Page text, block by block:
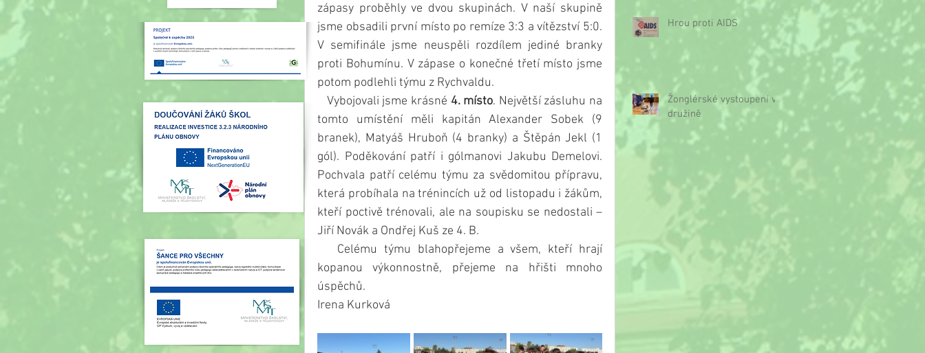
zápasy proběhly ve dvou skupinách. V naší skupině
jsme obsadili první místo po remíze 3:3 a vítězství 5:0.
V semifinále jsme neuspěli rozdílem jediné branky
proti Bohumínu. V zápase o konečné třetí místo jsme
potom podlehli týmu z Rychvaldu.
Vybojovali jsme krásné 4. místo. Největší zásluhu na
tomto umístění měli kapitán Alexander Sobek (9
branek), Matyáš Hruboň (4 branky) a Štěpán Jekl (1
gól). Poděkování patří i gólmanovi Jakubu Demelovi.
Pochvala patří celému týmu za svědomitou přípravu,
která probíhala na trénincích už od listopadu i žákům,
kteří poctivě trénovali, ale na soupisku se nedostali –
Jiří Novák a Ondřej Kuš ze 4. B.
kopanou výkonnostně, přejeme na hřišti mnoho
úspěchů.
Irena Kurková
Hrou proti AIDS
Žonglérské vystoupení v
družině